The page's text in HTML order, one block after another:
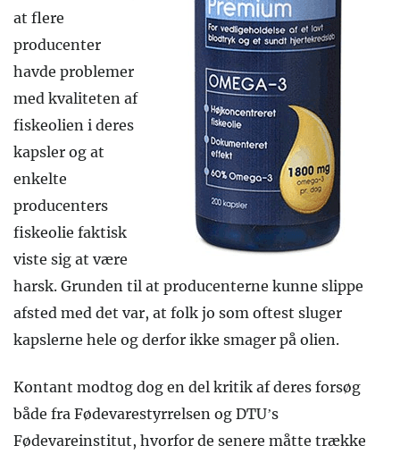
at flere
producenter
havde problemer
med kvaliteten af
fiskeolien i deres
kapsler og at
enkelte
producenters
fiskeolie faktisk
viste sig at være
harsk. Grunden til at producenterne kunne slippe
afsted med det var, at folk jo som oftest sluger
kapslerne hele og derfor ikke smager på olien.
Kontant modtog dog en del kritik af deres forsøg
både fra Fødevarestyrrelsen og DTU’s
Fødevareinstitut, hvorfor de senere måtte trække